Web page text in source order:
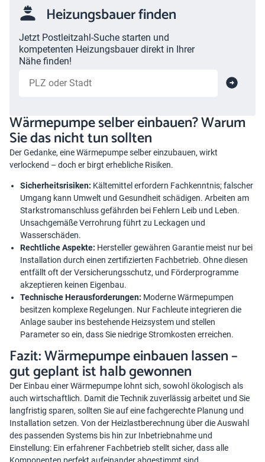
Heizungsbauer finden
Jetzt Postleitzahl-Suche starten und
kompetenten Heizungsbauer direkt in Ihrer
Nähe finden!
Wärmepumpe selber einbauen? Warum
Sie das nicht tun sollten
Der Gedanke, eine Wärmepumpe selber einzubauen, wirkt
verlockend – doch er birgt erhebliche Risiken.
Sicherheitsrisiken: Kältemittel erfordern Fachkenntnis; falscher
Umgang kann Umwelt und Gesundheit schädigen. Arbeiten am
Starkstromanschluss gefährden bei Fehlern Leib und Leben.
Unsachgemäße Verrohrung führt zu Leckagen und
Wasserschäden.
Rechtliche Aspekte: Hersteller gewähren Garantie meist nur bei
Installation durch einen zertifizierten Fachbetrieb. Ohne diesen
entfällt oft der Versicherungsschutz, und Förderprogramme
akzeptieren keinen Eigenbau.
Technische Herausforderungen: Moderne Wärmepumpen
besitzen komplexe Regelungen. Nur Fachleute integrieren die
Anlage sauber ins bestehende Heizsystem und stellen
Parameter so ein, dass Sie niedrige Stromkosten erreichen.
Fazit: Wärmepumpe einbauen lassen –
gut geplant ist halb gewonnen
Der Einbau einer Wärmepumpe lohnt sich, sowohl ökologisch als
auch wirtschaftlich. Damit die Technik zuverlässig arbeitet und Sie
langfristig sparen, sollten Sie auf eine fachgerechte Planung und
Installation setzen. Von der Heizlastberechnung über die Auswahl
des passenden Systems bis hin zur Inbetriebnahme und
Einstellung: Ein erfahrener Fachbetrieb stellt sicher, dass alle